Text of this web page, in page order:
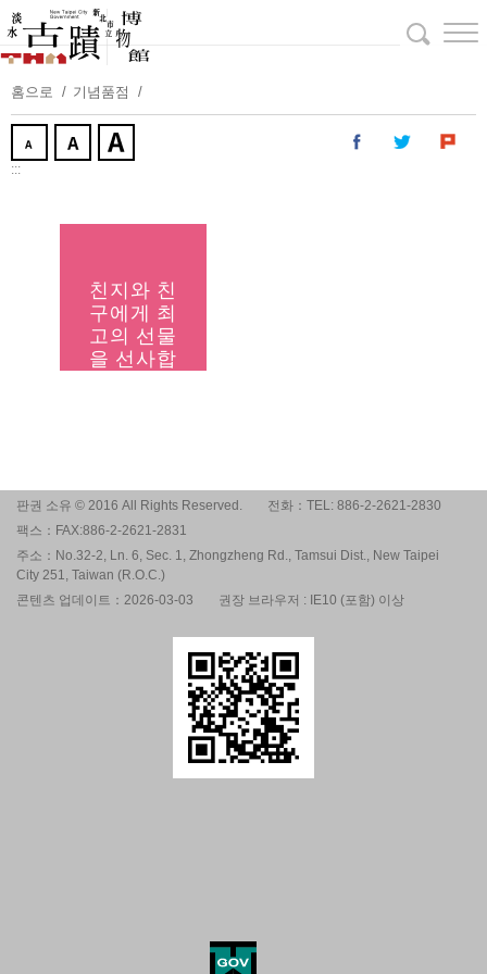
주
요
내
용
보
홈으로 기념품점
:::
친지와 친
구에게 최
고의 선물
을 선사합
니다.
판권 소유 © 2016 All Rights Reserved.
전화：TEL: 886-2-2621-2830
팩스：FAX:886-2-2621-2831
주소：No.32-2, Ln. 6, Sec. 1, Zhongzheng Rd., Tamsui Dist., New Taipei
City 251, Taiwan (R.O.C.)
콘텐츠 업데이트：2026-03-03
권장 브라우저 : IE10 (포함) 이상